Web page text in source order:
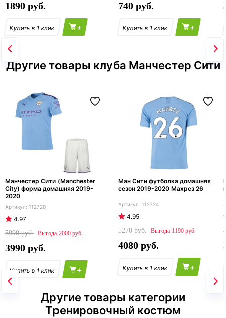
1890
+
740
+
Другие товары клуба Манчестер Сити
Манчестер Сити (Manchester
City) форма домашняя 2019-
2020
112720
4.97
5990
2000
3990
+
Ман Сити футболка домашняя
сезон 2019-2020 Махрез 26
112724
4.95
5270
1190
4080
+
Другие товары категории
Тренировочный костюм